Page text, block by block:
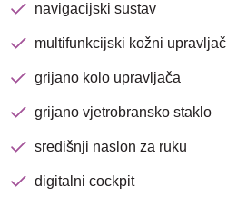
navigacijski sustav
multifunkcijski kožni upravljač
grijano kolo upravljača
grijano vjetrobransko staklo
središnji naslon za ruku
digitalni cockpit